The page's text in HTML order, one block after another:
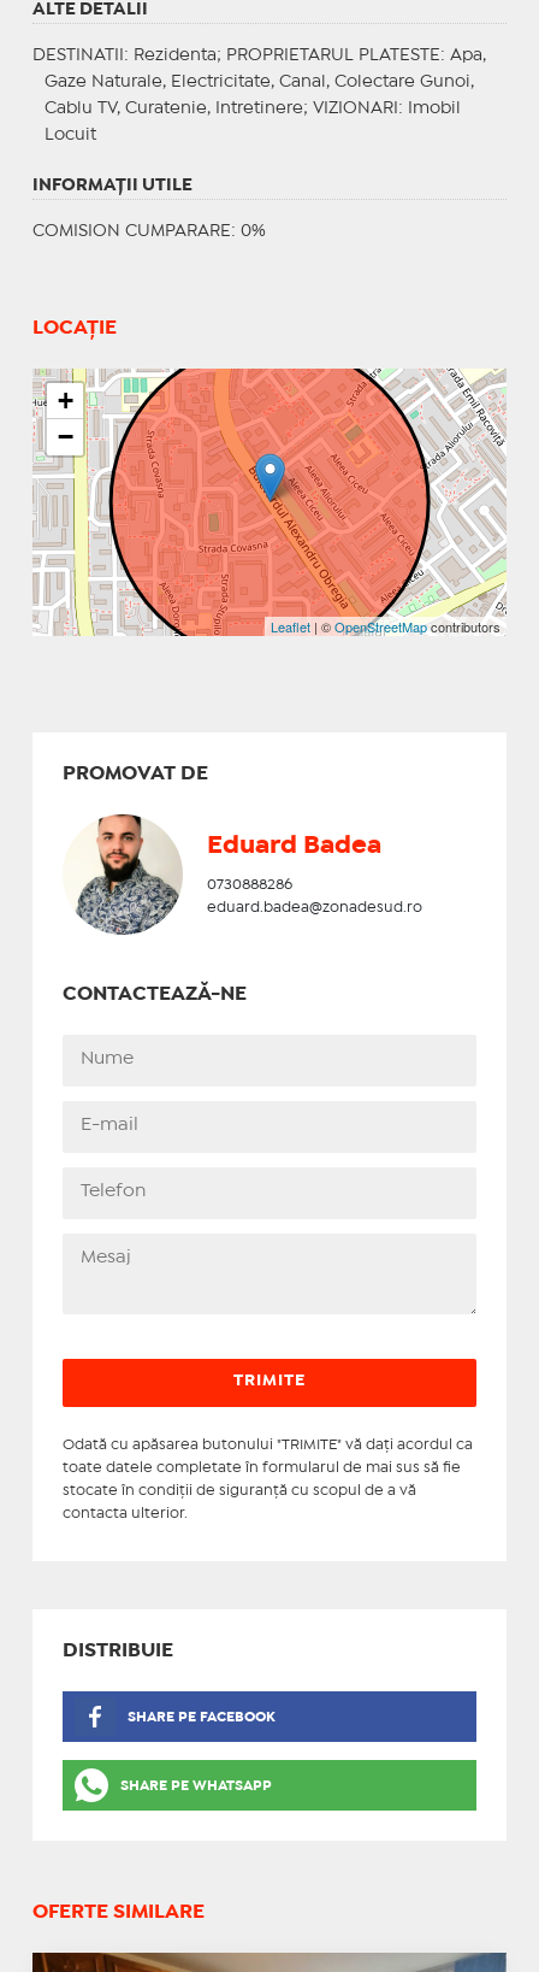
ALTE DETALII
DESTINATII : Rezidenta; PROPRIETARUL PLATESTE : Apa,
Gaze Naturale, Electricitate, Canal, Colectare Gunoi,
Cablu TV, Curatenie, Intretinere; VIZIONARI : Imobil
Locuit
INFORMAŢII UTILE
COMISION CUMPARARE: 0%
LOCAȚIE
+
−
Leaflet | ©OpenStreetMapcontributors
PROMOVAT DE
Eduard Badea
0730888286
eduard.badea@zonadesud.ro
CONTACTEAZĂ-NE
Odată cu apăsarea butonului "TRIMITE" vă daţi acordul ca
toate datele completate în formularul de mai sus să fie
stocate în condiţii de siguranţă cu scopul de a vă
contacta ulterior.
DISTRIBUIE
SHARE PE FACEBOOK
SHARE PE WHATSAPP
OFERTE SIMILARE